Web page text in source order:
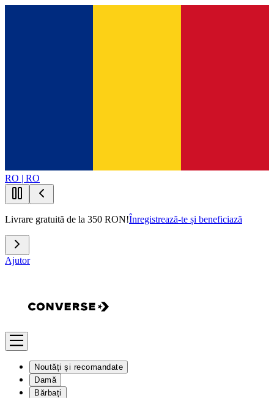
RO | RO
Livrare gratuită de la 350 RON!Înregistrează-te și beneficiază
Ajutor
Noutăți și recomandate
Damă
Bărbați